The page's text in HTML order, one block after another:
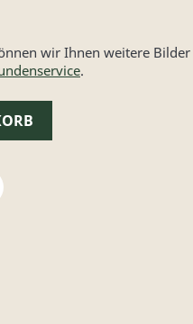
wir Ihnen weitere
.